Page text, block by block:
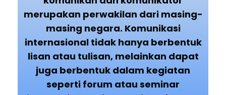
merupakan perwakilan dari masing-
masing negara. Komunikasi
internasional tidak hanya berbentuk
lisan atau tulisan, melainkan dapat
juga berbentuk dalam kegiatan
seperti forum atau seminar